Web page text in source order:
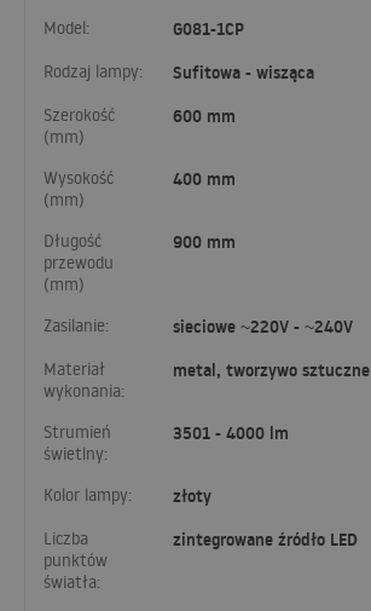
Model: G081-1CP
Rodzaj lampy: Sufitowa - wisząca
Szerokość
(mm)
600 mm
Wysokość
(mm)
400 mm
Długość
przewodu
(mm)
900 mm
Zasilanie: sieciowe ~220V - ~240V
Materiał
wykonania:
metal, tworzywo sztuczne
Strumień
świetlny:
3501 - 4000 lm
Kolor lampy: złoty
Liczba
punktów
światła:
zintegrowane źródło LED